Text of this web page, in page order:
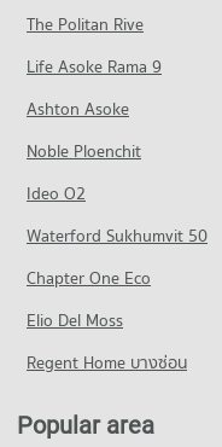
Condo Patong Beach
PROJECT_COUNT
Condo for Rent near
55 properties for rent
Condo for Sale near
73 properties for sale
Condo for Sale near
123 properties for sale
The Politan Rive
Life Asoke Rama 9
Ashton Asoke
Noble Ploenchit
Ideo O2
Waterford Sukhumvit 50
Chapter One Eco
Elio Del Moss
Regent Home บางซ่อน
Popular area